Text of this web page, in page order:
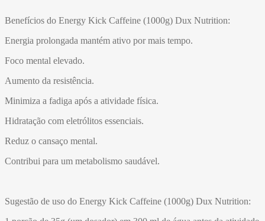
Benefícios do Energy Kick Caffeine (1000g) Dux Nutrition:
Energia prolongada mantém ativo por mais tempo.
Foco mental elevado.
Aumento da resistência.
Minimiza a fadiga após a atividade física.
Hidratação com eletrólitos essenciais.
Reduz o cansaço mental.
Contribui para um metabolismo saudável.
Sugestão de uso do Energy Kick Caffeine (1000g) Dux Nutrition: